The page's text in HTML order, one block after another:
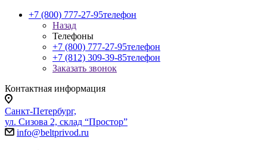
+7 (800) 777-27-95телефон
Назад
Телефоны
+7 (800) 777-27-95телефон
+7 (812) 309-39-85телефон
Заказать звонок
Контактная информация
Санкт-Петербург,
ул. Сизова 2, склад “Простор”
info@beltprivod.ru